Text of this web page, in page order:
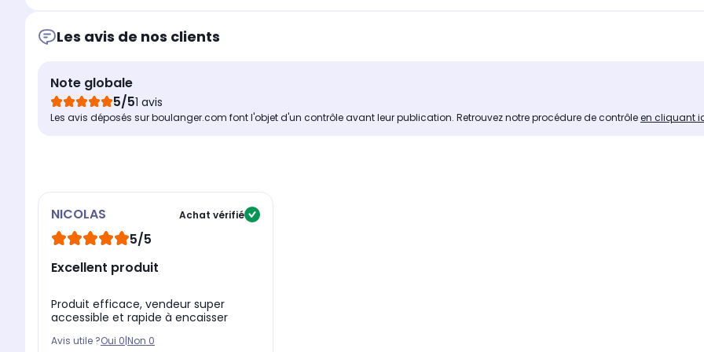
Les avis de nos clients
Note globale
5/51 avis
Les avis déposés sur boulanger.com font l'objet d'un contrôle avant leur publication. Retrouvez notre procédure de contrôleen cliquant
NICOLAS Achat vérifié
5/5
Excellent produit
Produit efficace, vendeur super
accessible et rapide à encaisser
Avis utile ?Oui 0|Non 0